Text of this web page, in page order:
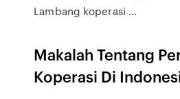
Lambang koperasi …
Makalah Tentang
Koperasi Di